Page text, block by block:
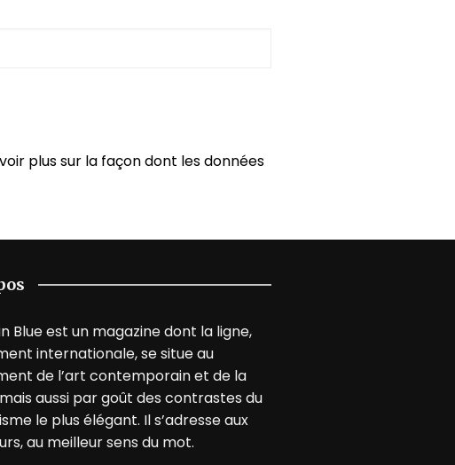
plus sur la façon dont les données
Blue est un magazine dont la ligne,
internationale, se situe au
de l’art contemporain et de la
aussi par goût des contrastes du
le plus élégant. Il s’adresse aux
au meilleur sens du mot.